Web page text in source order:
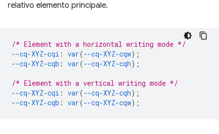
relativo elemento principale.
/* Element with a horizontal writing mode */
--cq-XYZ-cqi : var(--cq-XYZ-cqw);
--cq-XYZ-cqb : var(--cq-XYZ-cqh);
/* Element with a vertical writing mode */
--cq-XYZ-cqi : var(--cq-XYZ-cqh);
--cq-XYZ-cqb : var(--cq-XYZ-cqw);